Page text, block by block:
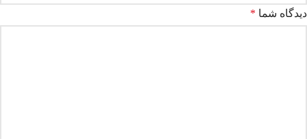
دیدگاه شما *